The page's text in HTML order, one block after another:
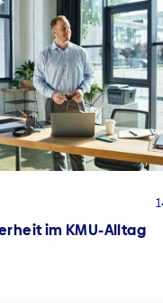
im KMU-Alltag